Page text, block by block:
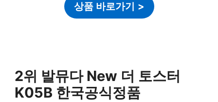
상품 바로가기 >
2위 발뮤다 New 더 토스터
K05B 한국공식정품